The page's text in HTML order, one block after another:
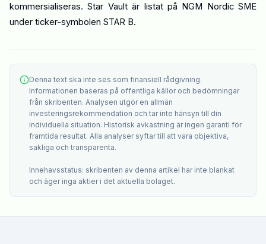
kommersialiseras. Star Vaultär listat på NGM Nordic SME
under ticker-symbolen STAR B.
Denna text ska inte ses som finansiell rådgivning.
Informationen baseras på offentliga källor och bedömningar
från skribenten. Analysen utgör en allmän
investeringsrekommendation och tar inte hänsyn till din
individuella situation. Historisk avkastning är ingen garanti för
framtida resultat. Alla analyser syftar till att vara objektiva,
sakliga och transparenta.
Innehavsstatus: skribenten av denna artikel har inte blankat
och äger inga aktier i det aktuella bolaget.